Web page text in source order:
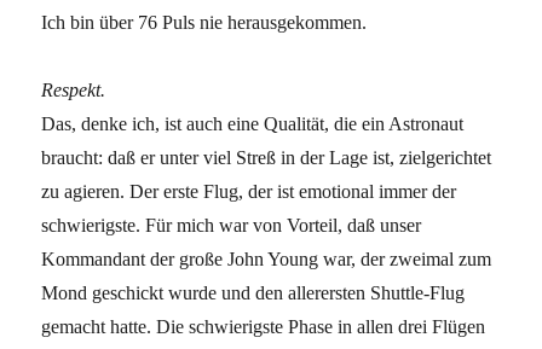
Ich bin über 76 Puls nie herausgekommen.
Respekt.
Das, denke ich, ist auch eine Qualität, die ein Astronaut
braucht: daß er unter viel Streß in der Lage ist, zielgerichtet
zu agieren. Der erste Flug, der ist emotional immer der
schwierigste. Für mich war von Vorteil, daß unser
Kommandant der große John Young war, der zweimal zum
Mond geschickt wurde und den allerersten Shuttle-Flug
gemacht hatte. Die schwierigste Phase in allen drei Flügen